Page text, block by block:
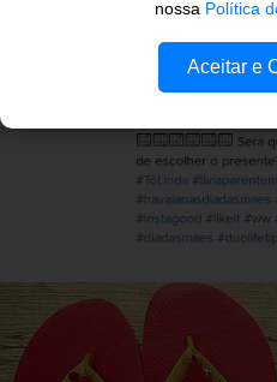
nossa Política
Aceitar e